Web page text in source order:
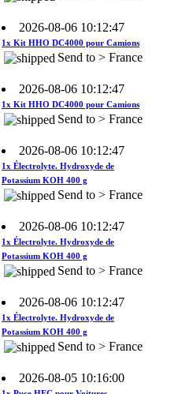
Send to > France
2026-08-06 10:12:47
Send to > France
2026-08-06 10:12:47
Potassium KOH 400 g
Send to > France
2026-08-06 10:12:47
Potassium KOH 400 g
Send to > France
2026-08-06 10:12:47
Potassium KOH 400 g
Send to > France
2026-08-05 10:16:00
Send to > USA